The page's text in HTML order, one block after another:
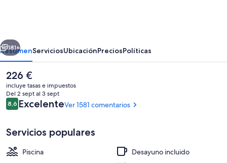
Una piscina al aire libre, tumbonas
Siguiente
181+
ResumenServiciosUbicaciónPreciosPolíticas
El
precio
actual
es
de
226 €
incluye tasas e impuestos
Del 2 sept al 3 sept
Comentarios
8,68,6 de 10
ExcelenteVer 1581 comentarios
Servicios populares
Piscina
Desayuno incluido